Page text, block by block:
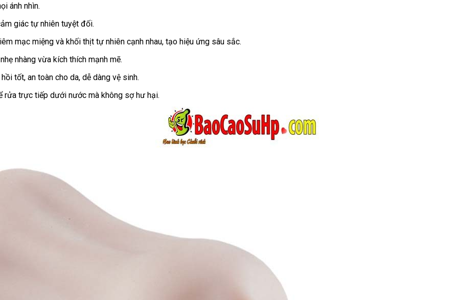
ánh nhìn.
giác tự nhiên tuyệt đối.
mạc miệng và khối thịt tự nhiên cạnh nhau, tạo hiệu ứng sâu sắc.
nhàng vừa kích thích mạnh mẽ.
tốt, an toàn cho da, dễ dàng vệ sinh.
rửa trực tiếp dưới nước mà không sợ hư hại.